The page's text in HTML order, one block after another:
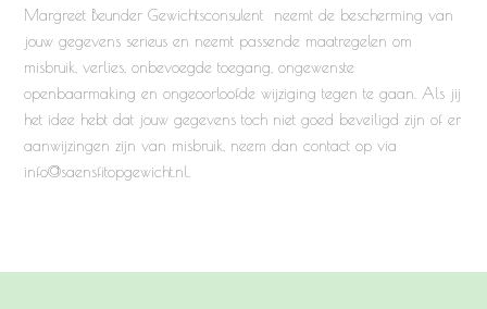
Margreet Beunder Gewichtsconsulent neemt de bescherming van
jouw gegevens serieus en neemt passende maatregelen om
misbruik, verlies, onbevoegde toegang, ongewenste
openbaarmaking en ongeoorloofde wijziging tegen te gaan. Als jij
het idee hebt dat jouw gegevens toch niet goed beveiligd zijn of er
aanwijzingen zijn van misbruik, neem dan contact op via
info@saensfitopgewicht.nl.